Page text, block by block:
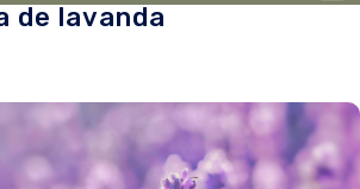
de lavanda